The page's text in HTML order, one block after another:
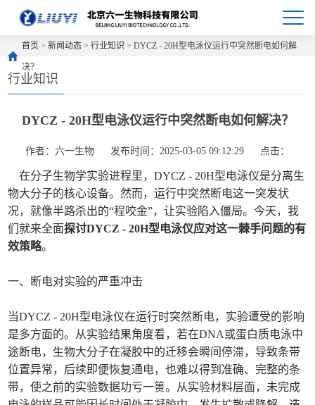
首页 >新闻动态 >行业知识 > DYCZ - 20H型电泳仪运行中突然断电如何解
决？
行业知识
DYCZ - 20H型电泳仪运行中突然断电如何解决？
作者：六一生物 发布时间：2025-03-05 09:12:29 点击：
在分子生物学实验进程里，DYCZ - 20H型电泳仪是分离生
物大分子的核心设备。然而，运行中突然断电这一突发状
况，就像半路杀出的“程咬金”，让实验陷入僵局。今天，我
们就来全面探讨DYCZ - 20H型电泳仪应对这一棘手问题的有
效策略。
一、断电对实验的严重冲击
当DYCZ - 20H型电泳仪在运行时突然断电，实验遭受的影响
是多方面的。从实验结果角度看，若在DNA或蛋白质电泳中
途断电，生物大分子在凝胶中的迁移会瞬间停滞，导致条带
位置异常，后续即便恢复通电，也难以得到准确、完整的条
带，使之前的实验数据功亏一篑。从实验材料层面，未完成